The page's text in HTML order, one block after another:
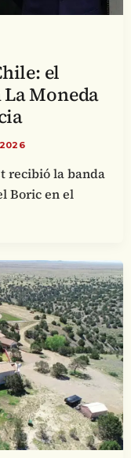
el
Moneda
recibió la banda
Boric en el